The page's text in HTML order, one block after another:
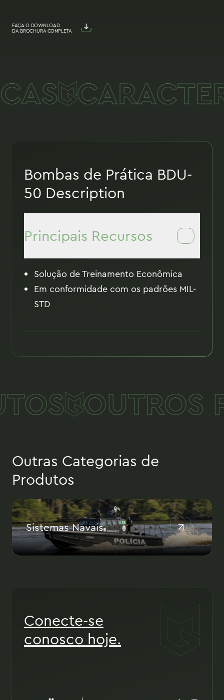
FAÇA O DOWNLOAD
DA BROCHURA COMPLETA
Bombas de Prática BDU-
50 Description
Principais Recursos
Solução de Treinamento Econômica
Em conformidade com os padrões MIL-
STD
OUTROS
Outras Categorias de
Produtos
Sistemas Navais
Conecte-se
conosco hoje.